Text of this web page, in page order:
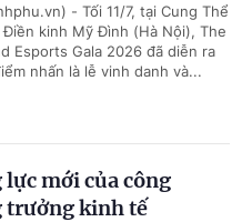
- Tối 11/7, tại Cung Thể
kinh Mỹ Đình (Hà Nội), The
Esports Gala 2026 đã diễn ra
nhấn là lễ vinh danh và...
mới của công
trưởng kinh tế